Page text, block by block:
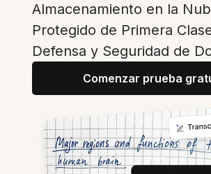
Almacenamiento en la
Protegido de Primera
Defensa y Seguridad de
Comenzar prueba